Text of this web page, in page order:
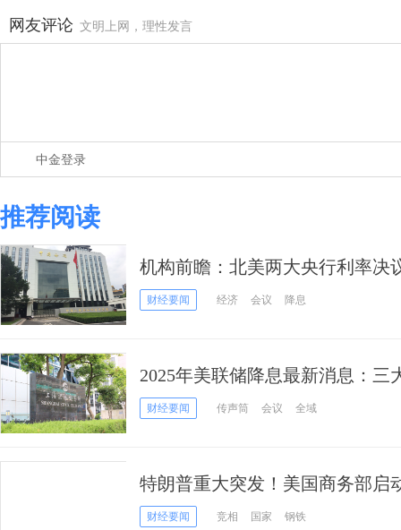
网友评论 文明上网，理性发言
中金登录
推荐阅读
机构前瞻：北美两大央行利率决
战” 加拿大7月不降息成共识，
财经要闻 经济 会议 降息
2025年美联储降息最新消息：三
筒”表示美联储本周还没准备好
财经要闻 传声筒 会议 全域
特朗普重大突发！美国商务部启
重要商品征收关税铺路
财经要闻 竞相 国家 钢铁